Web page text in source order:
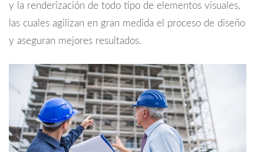
y la renderización de todo tipo de elementos visuales,
las cuales agilizan en gran medida el proceso de diseño
y aseguran mejores resultados.